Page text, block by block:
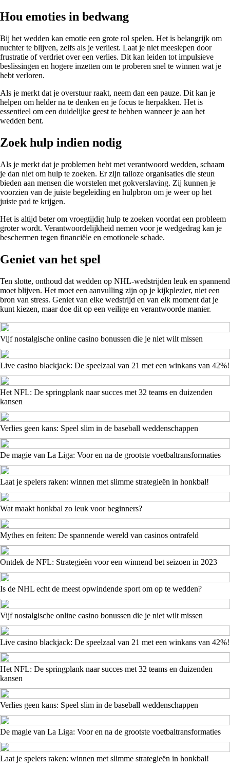
Hou emoties in bedwang
Bij het wedden kan emotie een grote rol spelen. Het is belangrijk om
nuchter te blijven, zelfs als je verliest. Laat je niet meeslepen door
frustratie of verdriet over een verlies. Dit kan leiden tot impulsieve
beslissingen en hogere inzetten om te proberen snel te winnen wat je
hebt verloren.
Als je merkt dat je overstuur raakt, neem dan een pauze. Dit kan je
helpen om helder na te denken en je focus te herpakken. Het is
essentieel om een duidelijke geest te hebben wanneer je aan het
wedden bent.
Zoek hulp indien nodig
Als je merkt dat je problemen hebt met verantwoord wedden, schaam
je dan niet om hulp te zoeken. Er zijn talloze organisaties die steun
bieden aan mensen die worstelen met gokverslaving. Zij kunnen je
voorzien van de juiste begeleiding en hulpbron om je weer op het
juiste pad te krijgen.
Het is altijd beter om vroegtijdig hulp te zoeken voordat een probleem
groter wordt. Verantwoordelijkheid nemen voor je wedgedrag kan je
beschermen tegen financiële en emotionele schade.
Geniet van het spel
Ten slotte, onthoud dat wedden op NHL-wedstrijden leuk en spannend
moet blijven. Het moet een aanvulling zijn op je kijkplezier, niet een
bron van stress. Geniet van elke wedstrijd en van elk moment dat je
kunt kiezen, maar doe dit op een veilige en verantwoorde manier.
Vijf nostalgische online casino bonussen die je niet wilt missen
Live casino blackjack: De speelzaal van 21 met een winkans van 42%!
Het NFL: De springplank naar succes met 32 teams en duizenden
kansen
Verlies geen kans: Speel slim in de baseball weddenschappen
De magie van La Liga: Voor en na de grootste voetbaltransformaties
Laat je spelers raken: winnen met slimme strategieën in honkbal!
Wat maakt honkbal zo leuk voor beginners?
Mythes en feiten: De spannende wereld van casinos ontrafeld
Ontdek de NFL: Strategieën voor een winnend bet seizoen in 2023
Is de NHL echt de meest opwindende sport om op te wedden?
Vijf nostalgische online casino bonussen die je niet wilt missen
Live casino blackjack: De speelzaal van 21 met een winkans van 42%!
Het NFL: De springplank naar succes met 32 teams en duizenden
kansen
Verlies geen kans: Speel slim in de baseball weddenschappen
De magie van La Liga: Voor en na de grootste voetbaltransformaties
Laat je spelers raken: winnen met slimme strategieën in honkbal!